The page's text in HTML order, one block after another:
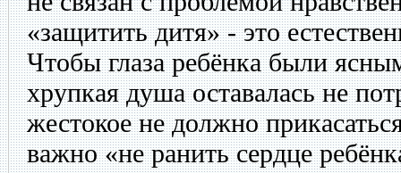
«защитить дитя» - это
Чтобы глаза ребёнка были
хрупкая душа оставалась не
жестокое не должно
важно «не ранить сердце